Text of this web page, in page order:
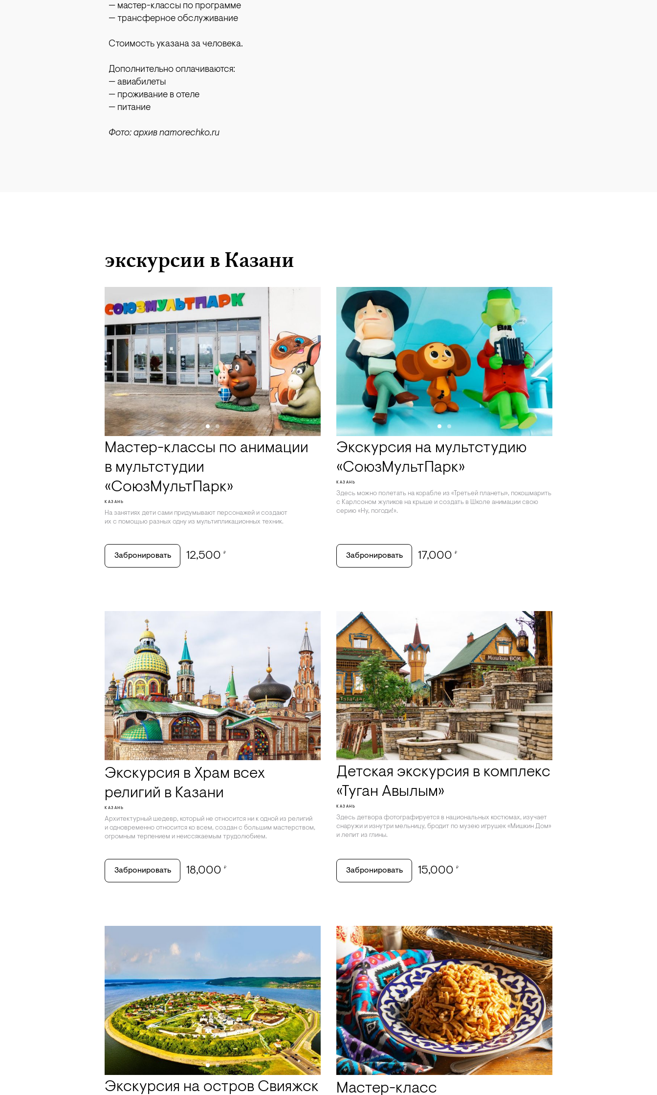
— мастер-классы по программе
— трансферное обслуживание
Стоимость указана за человека.
Дополнительно оплачиваются:
— авиабилеты
— проживание в отеле
— питание
Фото: архив namorechko.ru
экскурсии в Казани
Мастер-классы по анимации
в мультстудии
«СоюзМультПарк»
КАЗАНЬ
На занятиях дети сами придумывают персонажей и создают
их с помощью разных одну из мультипликационных техник.
Забронировать 12,500 ₽
Экскурсия на мультстудию
«СоюзМультПарк»
КАЗАНЬ
Здесь можно полетать на корабле из «Третьей планеты», покошмарить
с Карлсоном жуликов на крыше и создать в Школе анимации свою
серию «Ну, погоди!».
Забронировать 17,000 ₽
Экскурсия в Храм всех
религий в Казани
КАЗАНЬ
Архитектурный шедевр, который не относится ни к одной из религий
и одновременно относится ко всем, создан с большим мастерством,
огромным терпением и неиссякаемым трудолюбием.
Забронировать 18,000 ₽
Детская экскурсия в комплекс
«Туган Авылым»
КАЗАНЬ
Здесь детвора фотографируется в национальных костюмах, изучает
снаружи и изнутри мельницу, бродит по музею игрушек «Мишкин Дом»
и лепит из глины.
Забронировать 15,000 ₽
Экскурсия на остров Свияжск Мастер-класс